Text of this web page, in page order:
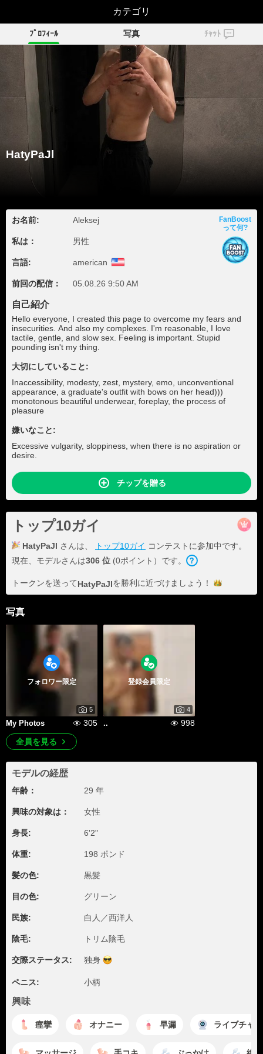
HatyPaJl
ﾌﾟﾛﾌｨｰﾙ 写真 ﾁｬｯﾄ
HatyPaJl
お名前: Aleksej
私は： 男性
言語: american
前回の配信： 05.08.26 9:50 AM
FanBoost
って何?
自己紹介
Hello everyone, I created this page to overcome my fears and
insecurities. And also my complexes. I'm reasonable, I love
tactile, gentle, and slow sex. Feeling is important. Stupid
pounding isn't my thing.
大切にしていること:
Inaccessibility, modesty, zest, mystery, emo, unconventional
appearance, a graduate's outfit with bows on her head)))
monotonous beautiful underwear, foreplay, the process of
pleasure
嫌いなこと:
Excessive vulgarity, sloppiness, when there is no aspiration or
desire.
チップを贈る
トップ10ガイ
HatyPaJl さんは、 トップ10ガイ コンテストに参加中です。
現在、モデルさんは306 位 (0ポイント）です。
トークンを送ってHatyPaJlを勝利に近づけま しょう！
写真
フォロワー限定
5
My Photos 305
登録会員限定
4
..
998
全員を見る
モデルの経歴
年齢： 29 年
興味の対象は： 女性
身長: 6'2"
体重: 198 ポンド
髪の色: 黒髪
目の色: グリーン
民族: 白人／西洋人
陰毛: トリム陰毛
交際ステータス: 独身
ペニス: 小柄
興味
痙攣 オナニー 早漏 ライブチャ
カテゴリ